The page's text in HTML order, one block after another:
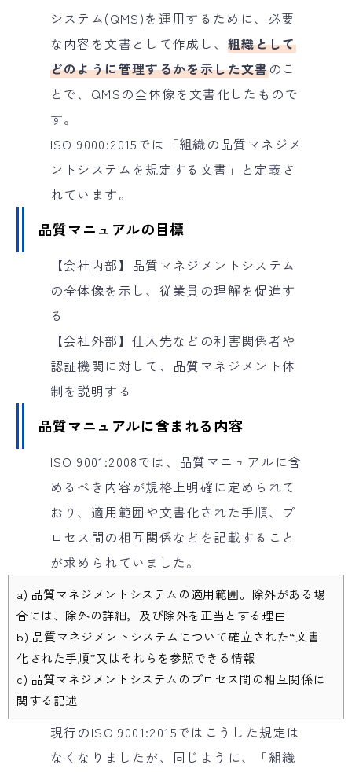
システム(QMS)を運用するために、必要
な内容を文書として作成し、 組織として
どのように管理するかを示した文書のこ
とで、QMSの全体像を文書化したもので
す。
ISO 9000:2015では「組織の品質マネジメ
ントシステムを規定する文書」と定義さ
れています。
品質マニュアルの目標
【会社内部】品質マネジメントシステム
の全体像を示し、従業員の理解を促進す
る
【会社外部】仕入先などの利害関係者や
認証機関に対して、品質マネジメント体
制を説明する
品質マニュアルに含まれる内容
ISO 9001:2008では、品質マニュアルに含
めるべき内容が規格上明確に定められて
おり、適用範囲や文書化された手順、プ
ロセス間の相互関係などを記載すること
が求められていました。
a) 品質マネジメントシステムの適用範囲。除外がある場
合には、除外の詳細，及び除外を正当とする理由
b) 品質マネジメントシステムについて確立された“文書
化された手順”又はそれらを参照できる情報
c) 品質マネジメントシステムのプロセス間の相互関係に
関する記述
現行のISO 9001:2015ではこうした規定は
なくなりましたが、同じように、「組織